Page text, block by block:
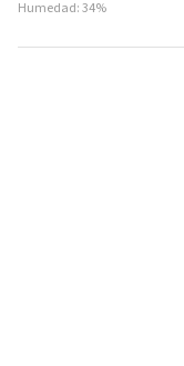
Humedad: 34%